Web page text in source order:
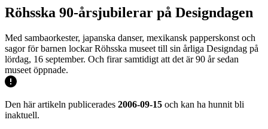
Röhsska 90-årsjubilerar på Designdagen
Med sambaorkester, japanska danser, mexikansk papperskonst och
sagor för barnen lockar Röhsska museet till sin årliga Designdag på
lördag, 16 september. Och firar samtidigt att det är 90 år sedan
museet öppnade.
Den här artikeln publicerades 2006-09-15 och kan ha hunnit bli
inaktuell.